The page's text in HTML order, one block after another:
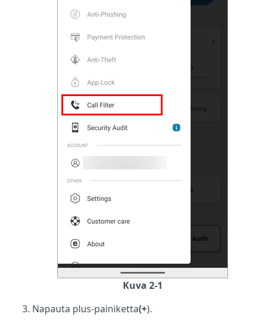
Kuva 2-1
Napauta plus-painiketta(+).